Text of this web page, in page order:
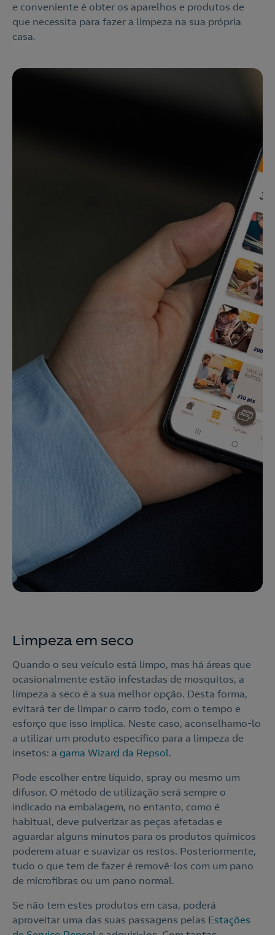
Nós ligamos!
e conveniente é obter os aparelhos e produtos de
que necessita para fazer a limpeza na sua própria
casa.
Limpeza em seco
Quando o seu veículo está limpo, mas há áreas que
ocasionalmente estão infestadas de mosquitos, a
limpeza a seco é a sua melhor opção. Desta forma,
evitará ter de limpar o carro todo, com o tempo e
esforço que isso implica. Neste caso, aconselhamo-lo
a utilizar um produto específico para a limpeza de
insetos: a gama Wizard da Repsol.
Pode escolher entre líquido, spray ou mesmo um
difusor. O método de utilização será sempre o
indicado na embalagem, no entanto, como é
habitual, deve pulverizar as peças afetadas e
aguardar alguns minutos para os produtos químicos
poderem atuar e suavizar os restos. Posteriormente,
tudo o que tem de fazer é removê-los com um pano
de microfibras ou um pano normal.
Se não tem estes produtos em casa, poderá
aproveitar uma das suas passagens pelas Estações